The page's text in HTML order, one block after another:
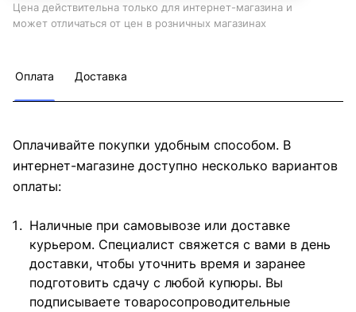
Цена действительна только для интернет-магазина и
может отличаться от цен в розничных магазинах
Оплата Доставка
Оплачивайте покупки удобным способом. В
интернет-магазине доступно несколько вариантов
оплаты:
Наличные при самовывозе или доставке
курьером. Специалист свяжется с вами в день
доставки, чтобы уточнить время и заранее
подготовить сдачу с любой купюры. Вы
подписываете товаросопроводительные